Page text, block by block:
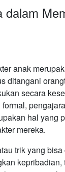
dalam
anak
ditangani
secara
hal yang
mereka.
trik yang